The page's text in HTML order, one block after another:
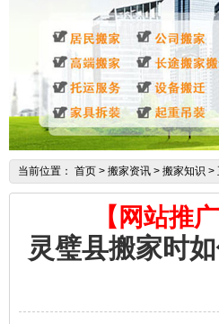
当前位置： 首页 > 搬家资讯 > 搬家知识 >
【网站推
灵璧县搬家时